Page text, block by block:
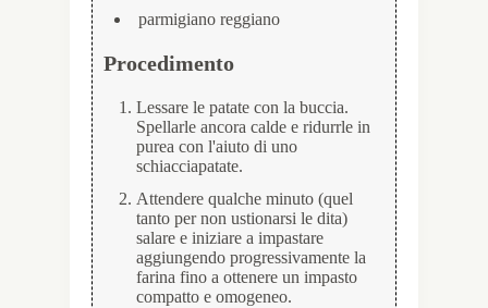
parmigiano reggiano
Procedimento
Lessare le patate con la buccia.
Spellarle ancora calde e ridurrle in
purea con l'aiuto di uno
schiacciapatate.
Attendere qualche minuto (quel
tanto per non ustionarsi le dita)
salare e iniziare a impastare
aggiungendo progressivamente la
farina fino a ottenere un impasto
compatto e omogeneo.